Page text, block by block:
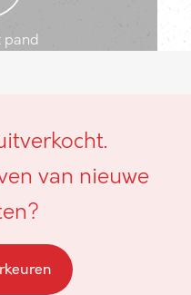
pand
van nieuwe